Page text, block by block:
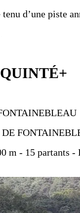
d’une piste
m - 15 partants -